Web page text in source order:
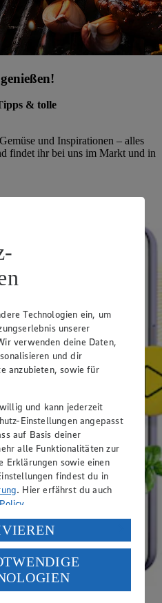
& tolle
und Inspirationen – alles
findet ihr bei uns im Markt und in
Technologien ein, um
unserer
verwenden deine Daten,
und dir
anzubieten, sowie für
und kann jederzeit
Einstellungen angepasst
auf Basis deiner
alle Funktionalitäten zur
Erklärungen sowie einen
findest du in
. Hier erfährst du auch
.
Daten in den
willigst du im Sinne
a) DSGVO ein, dass deine
werden. Der EuGH sieht